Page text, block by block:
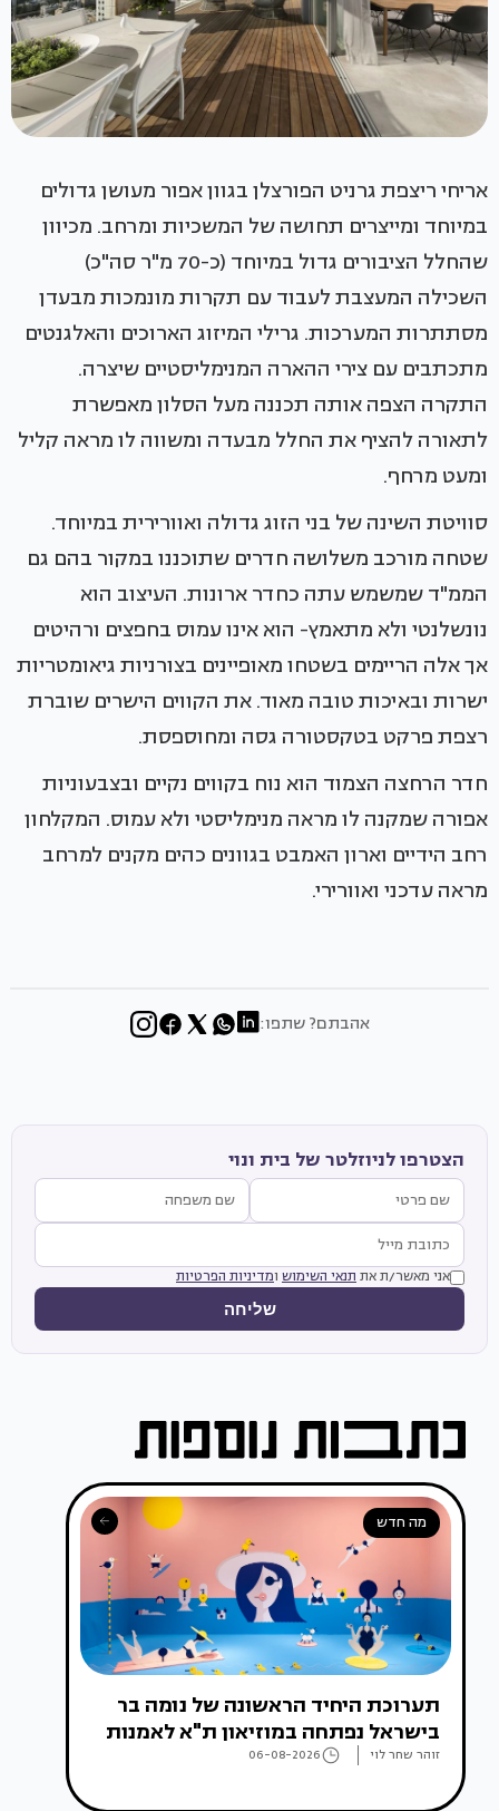
אריחי ריצפת גרניט הפורצלן בגוון אפור מעושן גדולים
במיוחד ומייצרים תחושה של המשכיות ומרחב. מכיוון
שהחלל הציבורים גדול במיוחד (כ-70 מ"ר סה"כ)
השכילה המעצבת לעבוד עם תקרות מונמכות מבעדן
מסתתרות המערכות. גרילי המיזוג הארוכים והאלגנטים
מתכתבים עם צירי ההארה המנימליסטיים שיצרה.
התקרה הצפה אותה תכננה מעל הסלון מאפשרת
לתאורה להציף את החלל מבעדה ומשווה לו מראה קליל
ומעט מרחף.
סוויטת השינה של בני הזוג גדולה ואוורירית במיוחד.
שטחה מורכב משלושה חדרים שתוכננו במקור בהם גם
הממ"ד שמשמש עתה כחדר ארונות. העיצוב הוא
נונשלנטי ולא מתאמץ- הוא אינו עמוס בחפצים ורהיטים
אך אלה הריימים בשטחו מאופיינים בצורניות גיאומטריות
ישרות ובאיכות טובה מאוד. את הקווים הישרים שוברת
רצפת פרקט בטקסטורה גסה ומחוספסת.
חדר הרחצה הצמוד הוא נוח בקווים נקיים ובצבעוניות
אפורה שמקנה לו מראה מנימליסטי ולא עמוס. המקלחון
רחב הידיים וארון האמבט בגוונים כהים מקנים למרחב
מראה עדכני ואוורירי.
אהבתם? שתפו:
הצטרפו לניוזלטר של בית ונוי
אני מאשר/ת את תנאי השימוש ומדיניות הפרטיות
שליחה
מה חדש
תערוכת היחיד הראשונה של נומה בר
בישראל נפתחה במוזיאון ת"א לאמנות
זוהר שחר לוי 06-08-2026